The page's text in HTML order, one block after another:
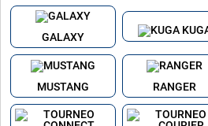
GALAXY
MUSTANG RANGER